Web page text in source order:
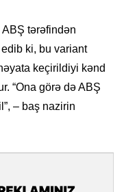
tərəfindən
ki, bu variant
keçirildiyi kənd
“Ona görə də ABŞ
– baş nazirin